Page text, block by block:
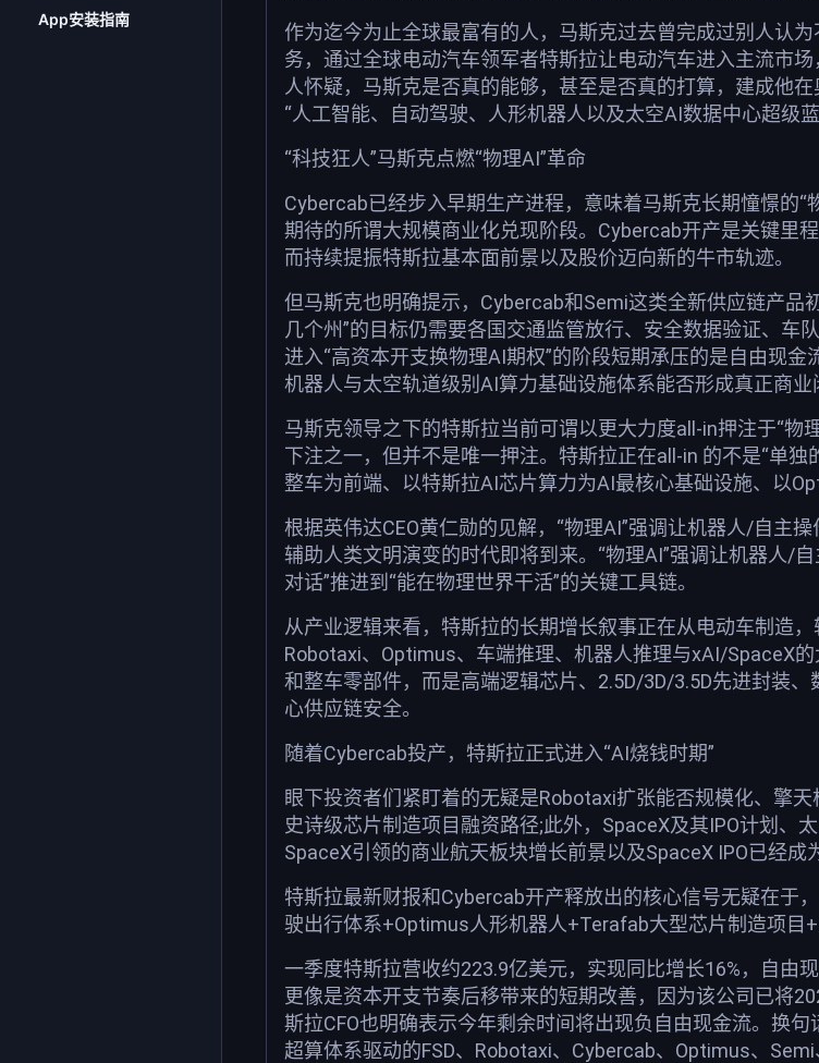
App安装指南
作为迄今为止全球最富有的人，马斯克过去曾完成过别人认
务，通过全球电动汽车领军者特斯拉让电动汽车进入主流市
人怀疑，马斯克是否真的能够，甚至是否真的打算，建成他
“人工智能、自动驾驶、人形机器人以及太空AI数据中心超级蓝
“科技狂人”马斯克点燃“物理AI”革命
Cybercab已经步入早期生产进程，意味着马斯克长期憧憬的
期待的所谓大规模商业化兑现阶段。Cybercab开产是关键里
而持续提振特斯拉基本面前景以及股价迈向新的牛市轨迹。
但马斯克也明确提示，Cybercab和Semi这类全新供应链产
几个州”的目标仍需要各国交通监管放行、安全数据验证、
进入“高资本开支换物理AI期权”的阶段短期承压的是自由现
机器人与太空轨道级别AI算力基础设施体系能否形成真正商业
马斯克领导之下的特斯拉当前可谓以更大力度all-in押注于“
下注之一，但并不是唯一押注。特斯拉正在all-in 的不是“单
整车为前端、以特斯拉AI芯片算力为AI最核心基础设施、以
根据英伟达CEO黄仁勋的见解，“物理AI”强调让机器人/自主
辅助人类文明演变的时代即将到来。“物理AI”强调让机器人/
对话”推进到“能在物理世界干活”的关键工具链。
从产业逻辑来看，特斯拉的长期增长叙事正在从电动车制造
Robotaxi、Optimus、车端推理、机器人推理与xAI/SpaceX
和整车零部件，而是高端逻辑芯片、2.5D/3D/3.5D先进封装
心供应链安全。
随着Cybercab投产，特斯拉正式进入“AI烧钱时期”
眼下投资者们紧盯着的无疑是Robotaxi扩张能否规模化、擎
史诗级芯片制造项目融资路径;此外，SpaceX及其IPO计划、
SpaceX引领的商业航天板块增长前景以及SpaceX IPO已经成
特斯拉最新财报和Cybercab开产释放出的核心信号无疑在于
驶出行体系+Optimus人形机器人+Terafab大型芯片制造项目
一季度特斯拉营收约223.9亿美元，实现同比增长16%，自由
更像是资本开支节奏后移带来的短期改善，因为该公司已将
斯拉CFO也明确表示今年剩余时间将出现负自由现金流。换
超算体系驱动的FSD、Robotaxi、Cybercab、Optimus、